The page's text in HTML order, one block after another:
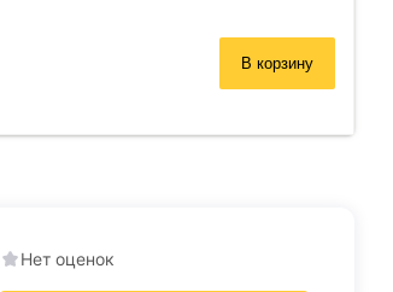
В корзину
Нет оценок